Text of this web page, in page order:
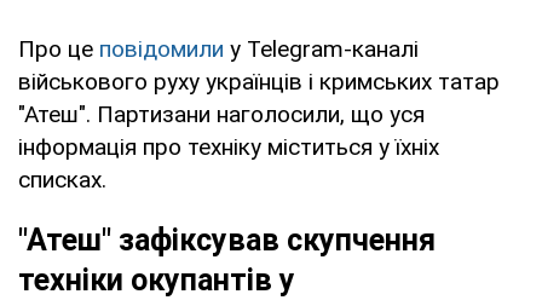
Про це повідомили у Telegram-каналі
військового руху українців і кримських татар
"Атеш". Партизани наголосили, що уся
інформація про техніку міститься у їхніх
списках.
"Атеш" зафіксував скупчення
техніки окупантів у